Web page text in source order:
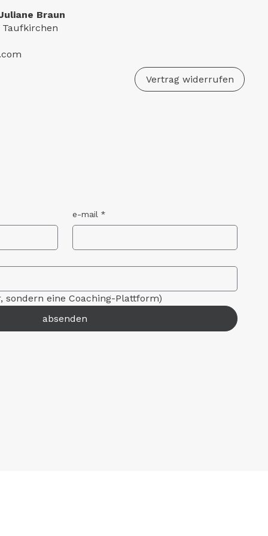
Braun
Taufkirchen
Vertrag widerrufen
e-mail *
sondern eine Coaching-Plattform)
absenden